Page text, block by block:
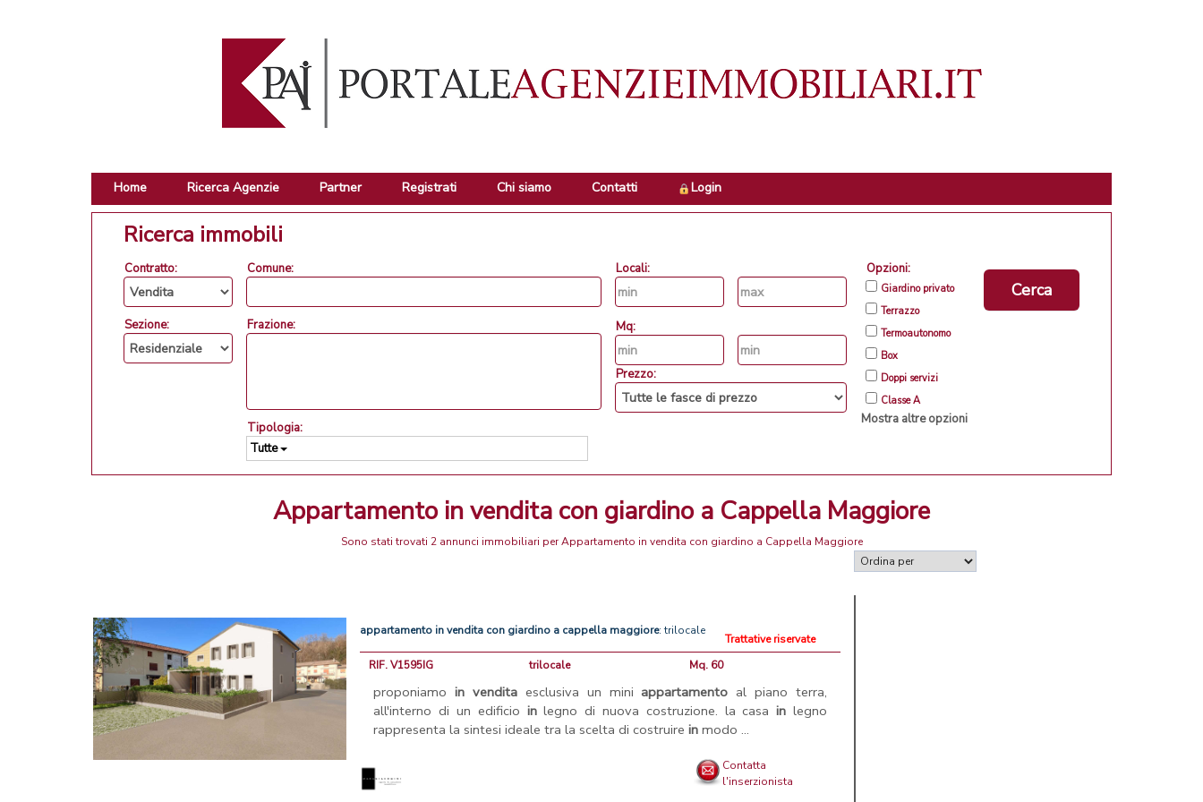
Home Ricerca Agenzie Partner Registrati Chi siamo Contatti Login
Ricerca immobili
Contratto:
Sezione:
Comune:
Frazione:
Tipologia:
Tutte
Locali:
Mq:
Prezzo:
Opzioni:
Giardino privato
Terrazzo
Termoautonomo
Box
Doppi servizi
Classe A
Mostra altre opzioni
Cerca
Appartamento in vendita con giardino a Cappella Maggiore
Sono stati trovati 2 annunci immobiliari per Appartamento in vendita con giardino a Cappella Maggiore
appartamento in vendita con giardino a cappella maggiore: trilocale
Trattative riservate
RIF. V1595IG
trilocale Mq. 60
proponiamoin vendita esclusiva un mini appartamento al piano terra,
all'interno di un edificio inlegno di nuova costruzione. la casain legno
rappresenta la sintesi ideale tra la scelta di costruirein modo ...
Contatta
l'inserzionista